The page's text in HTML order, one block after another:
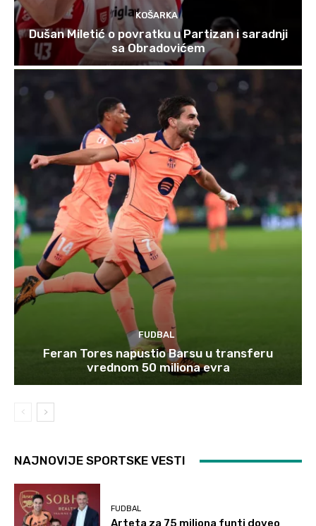
KOŠARKA
Dušan Miletić o povratku u Partizan i saradnji
sa Obradovićem
FUDBAL
Feran Tores napustio Barsu u transferu
vrednom 50 miliona evra
NAJNOVIJE SPORTSKE VESTI
FUDBAL
Arteta za 75 miliona funti doveo